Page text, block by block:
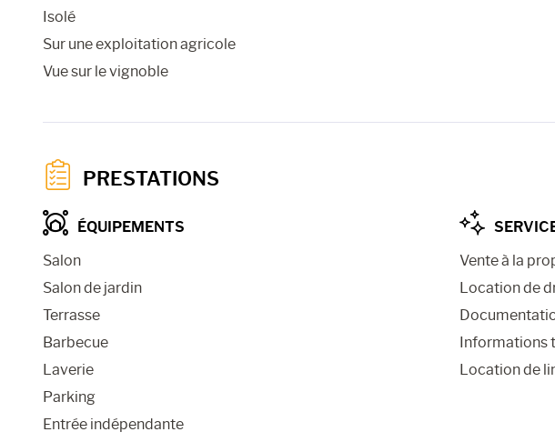
Isolé
Sur une exploitation agricole
Vue sur le vignoble
PRESTATIONS
ÉQUIPEMENTS
Salon
Salon de jardin
Terrasse
Barbecue
Laverie
Parking
Entrée indépendante
Vente à la
Location de
Informations
Location de